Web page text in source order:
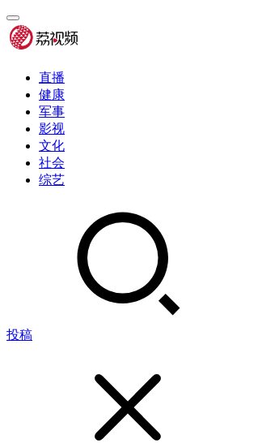
直播
健康
军事
影视
文化
社会
综艺
投稿